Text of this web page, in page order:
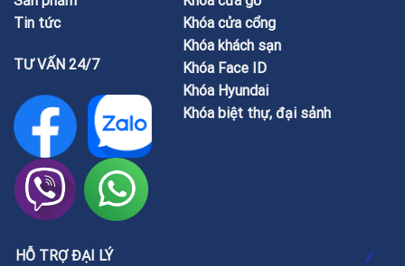
Tin tức
TƯ VẤN 24/7
Khóa cửa cổng
Khóa khách sạn
Khóa Face ID
Khóa Hyundai
Khóa biệt thự, đại sảnh
HỖ TRỢ ĐẠI LÝ